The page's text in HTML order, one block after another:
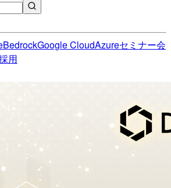
BedrockGoogle CloudAzureセミナー会
用